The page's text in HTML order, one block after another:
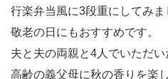
行楽弁当風に3段重にしてみま
敬老の日にもおすすめです。
夫と夫の両親と4人でいただい
高齢の義父母に秋の香りを楽